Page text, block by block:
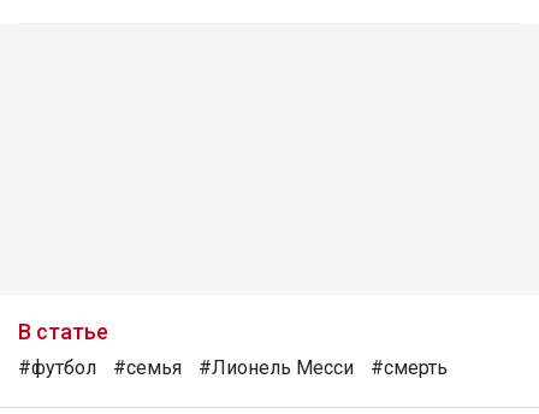
В статье
#футбол #семья #Лионель Месси #смерть